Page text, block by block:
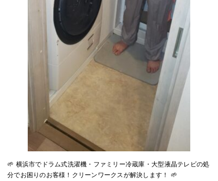
🌱 横浜市でドラム式洗濯機・ファミリー冷蔵庫・大型液晶テレビの処
分でお困りのお客様！クリーンワークスが解決します！ 🌱